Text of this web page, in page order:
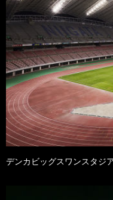
デンカビッグスワンスタジ